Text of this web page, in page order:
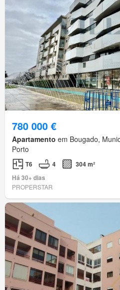
780 000 €
Apartamento em Bougado,
Porto
T6 4
304 m²
Há 30+ dias
PROPERSTAR